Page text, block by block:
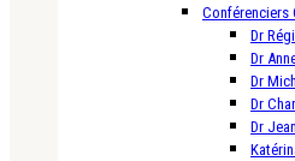
Conférenciers
Dr
Dr
Dr
Dr
Dr